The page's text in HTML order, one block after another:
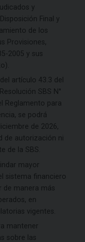
y
Final y
de los
Provisiones,
2005 y sus
artículo 43.3 del
SBS N°
Reglamento para
se podrá
de 2026,
de autorización ni
de la SBS.
mayor
sistema financiero
de manera más
en
vigentes.
mantener
sobre las